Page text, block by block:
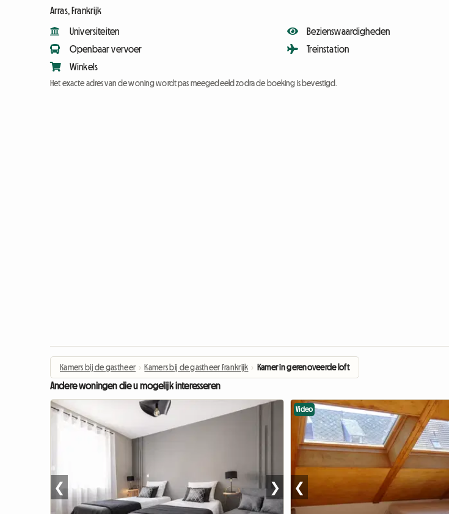
Arras, Frankrijk
Universiteiten
Openbaar vervoer
Winkels
Bezienswaardigheden
Treinstation
Het exacte adres van de woning wordt pas meegedeeld zodra de boeking is bevestigd.
Kamers bij de gastheer › Kamers bij de gastheer Frankrijk › Kamer in gerenoveerde loft
Andere woningen die u mogelijk interesseren
❮ ❯
Video
❮